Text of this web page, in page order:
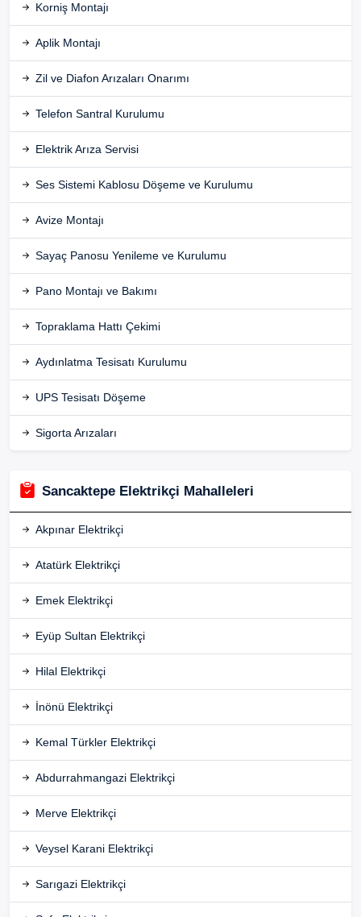
Korniş Montajı
Aplik Montajı
Zil ve Diafon Arızaları Onarımı
Telefon Santral Kurulumu
Elektrik Arıza Servisi
Ses Sistemi Kablosu Döşeme ve Kurulumu
Avize Montajı
Sayaç Panosu Yenileme ve Kurulumu
Pano Montajı ve Bakımı
Topraklama Hattı Çekimi
Aydınlatma Tesisatı Kurulumu
UPS Tesisatı Döşeme
Sigorta Arızaları
Sancaktepe Elektrikçi Mahalleleri
Akpınar Elektrikçi
Atatürk Elektrikçi
Emek Elektrikçi
Eyüp Sultan Elektrikçi
Hilal Elektrikçi
İnönü Elektrikçi
Kemal Türkler Elektrikçi
Abdurrahmangazi Elektrikçi
Merve Elektrikçi
Veysel Karani Elektrikçi
Sarıgazi Elektrikçi